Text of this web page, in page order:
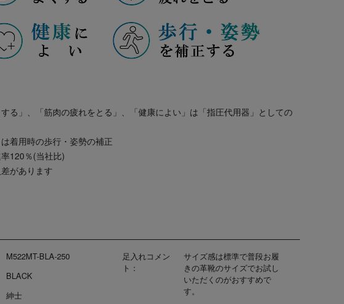
M522MT-BLA-250
BLACK
紳士
足入れコメン
ト：
サイズ感は標準で普段お履
きの革靴のサイズでお試し
いただくのがおすすめで
す。
る」、「筋肉の疲れをとる」、「健康によい」は「指圧代用器」としての
着用時の歩行・姿勢の補正
120％(当社比)
があります